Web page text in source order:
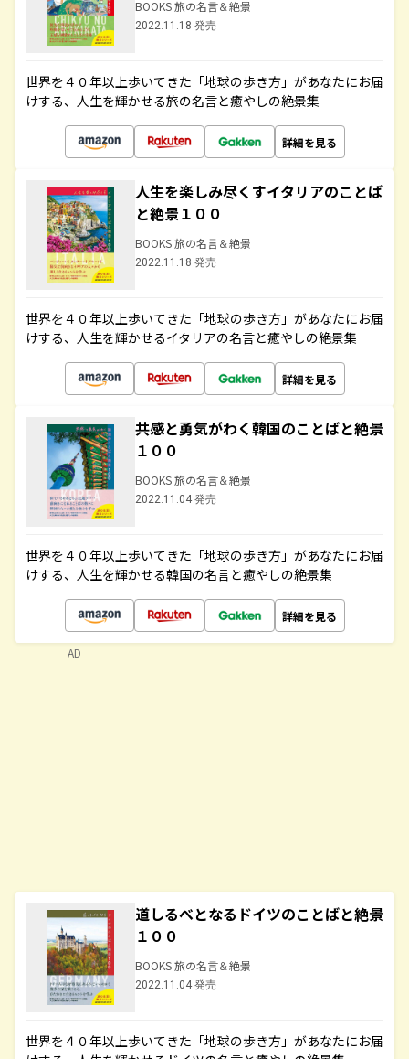
BOOKS 旅の名言＆絶景
2022.11.18 発売
世界を４０年以上歩いてきた「地球の歩き方」があなたにお届
けする、人生を輝かせる旅の名言と癒やしの絶景集
詳細を見る
人生を楽しみ尽くすイタリアのことば
と絶景１００
BOOKS 旅の名言＆絶景
2022.11.18 発売
世界を４０年以上歩いてきた「地球の歩き方」があなたにお届
けする、人生を輝かせるイタリアの名言と癒やしの絶景集
詳細を見る
共感と勇気がわく韓国のことばと絶景
１００
BOOKS 旅の名言＆絶景
2022.11.04 発売
世界を４０年以上歩いてきた「地球の歩き方」があなたにお届
けする、人生を輝かせる韓国の名言と癒やしの絶景集
詳細を見る
道しるべとなるドイツのことばと絶景
１００
BOOKS 旅の名言＆絶景
2022.11.04 発売
世界を４０年以上歩いてきた「地球の歩き方」があなたにお届
AD